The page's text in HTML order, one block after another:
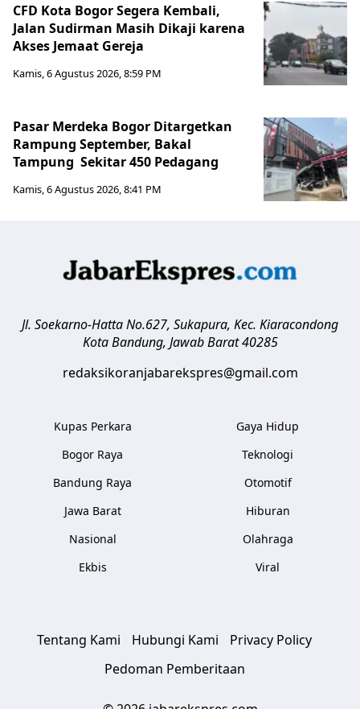
CFD Kota Bogor Segera Kembali,
Jalan Sudirman Masih Dikaji karena
Akses Jemaat Gereja
Kamis, 6 Agustus 2026, 8:59 PM
Pasar Merdeka Bogor Ditargetkan
Rampung September, Bakal
Tampung Sekitar 450 Pedagang
Kamis, 6 Agustus 2026, 8:41 PM
Jl. Soekarno-Hatta No.627, Sukapura, Kec. Kiaracondong
Kota Bandung, Jawab Barat 40285
redaksikoranjabarekspres@gmail.com
Kupas Perkara
Bogor Raya
Bandung Raya
Jawa Barat
Nasional
Ekbis
Gaya Hidup
Teknologi
Otomotif
Hiburan
Olahraga
Viral
Tentang Kami Hubungi Kami
Privacy Policy
Pedoman Pemberitaan